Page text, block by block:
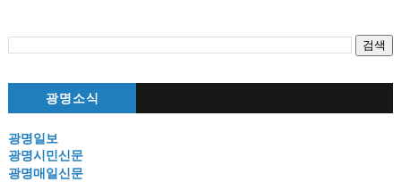
광명소식
광명일보
광명시민신문
광명매일신문